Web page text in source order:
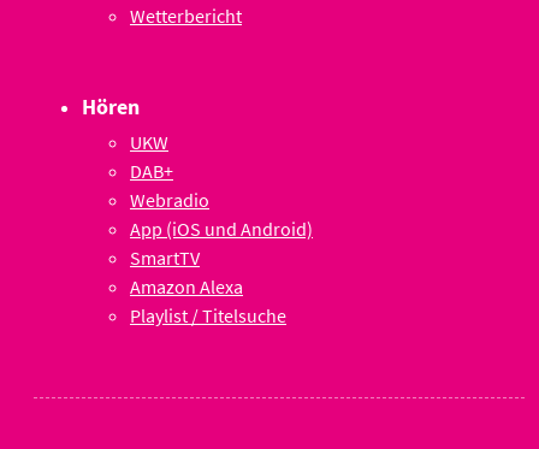
Wetterbericht
Hören
UKW
DAB+
Webradio
App (iOS und Android)
SmartTV
Amazon Alexa
Playlist / Titelsuche